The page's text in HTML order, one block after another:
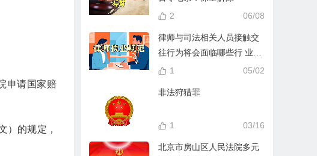
申请国家赔
的规定，
06/08
2
律师与司法相关人员接触交
往行为将会面临哪些行 业处
分？
05/02
1
非法狩猎罪
03/16
1
北京市房山区人民法院多元